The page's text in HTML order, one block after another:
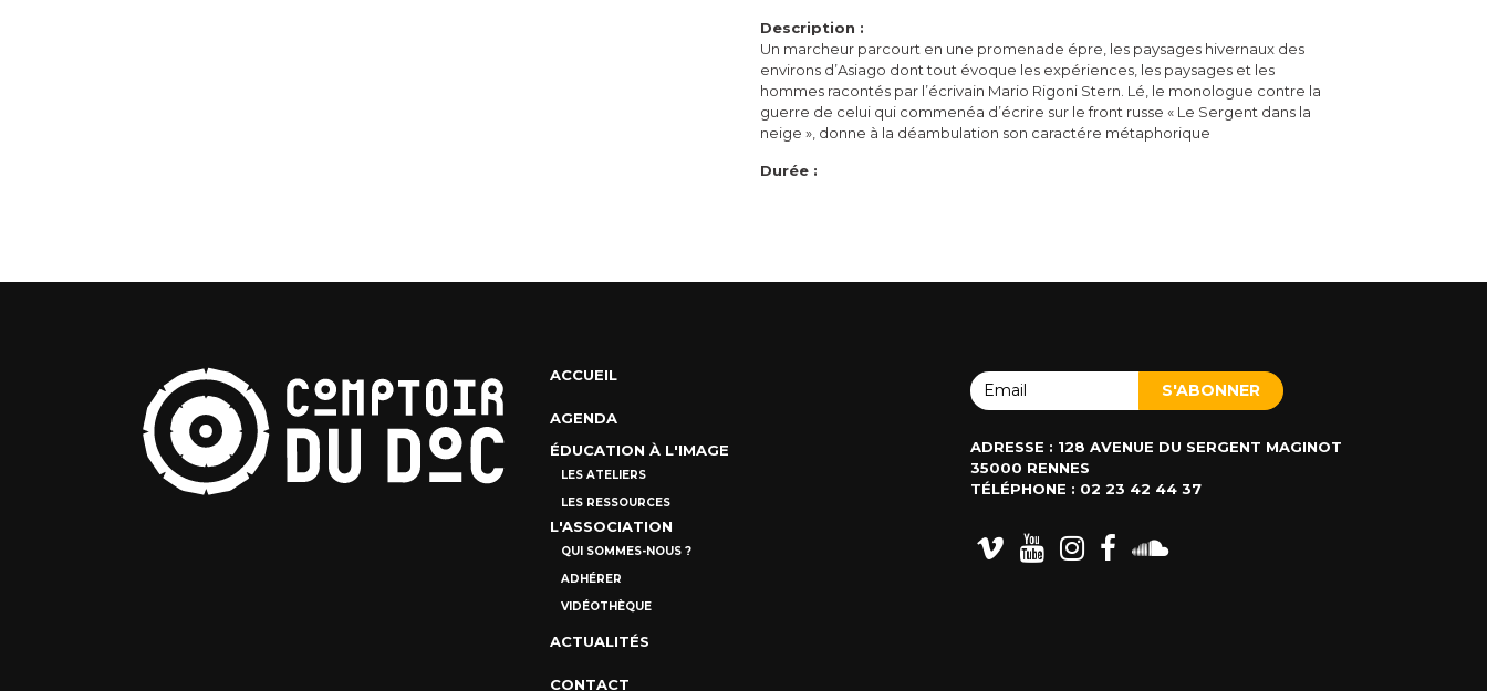
Description :
Un marcheur parcourt en une promenade épre, les paysages hivernaux des
environs d’Asiago dont tout évoque les expériences, les paysages et les
hommes racontés par l’écrivain Mario Rigoni Stern. Lé, le monologue contre la
guerre de celui qui commenéa d’écrire sur le front russe « Le Sergent dans la
neige », donne à la déambulation son caractére métaphorique
Durée :
ACCUEIL
AGENDA
ÉDUCATION À L'IMAGE
LES ATELIERS
LES RESSOURCES
L'ASSOCIATION
QUI SOMMES-NOUS ?
ADHÉRER
VIDÉOTHÈQUE
ACTUALITÉS
CONTACT
ADRESSE : 128 AVENUE DU SERGENT MAGINOT
35000 RENNES
TÉLÉPHONE : 02 23 42 44 37